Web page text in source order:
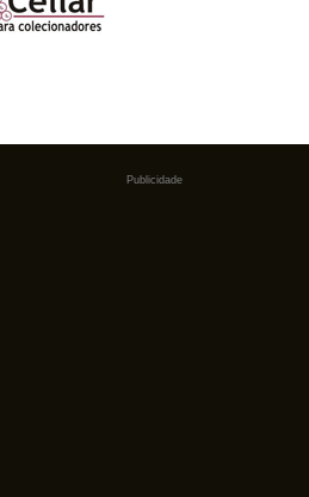
Publicidade